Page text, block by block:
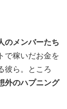
のメンバーたち
で稼いだお金を
彼ら。ところ
外のハプニング